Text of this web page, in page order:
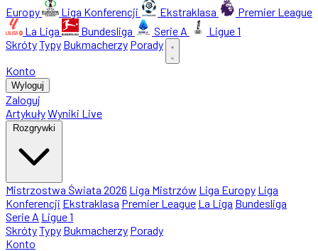
Europy
Liga Konferencji Ekstraklasa
Premier League
La Liga
Bundesliga Serie A
Ligue 1
SkrótyTypy Bukmacherzy Porady
Konto
Wyloguj
Zaloguj
ArtykułyWyniki Live
Rozgrywki
Mistrzostwa Świata 2026 Liga Mistrzów Liga Europy Liga
Konferencji Ekstraklasa Premier League La Liga Bundesliga
Serie A Ligue 1
SkrótyTypy Bukmacherzy Porady
Konto